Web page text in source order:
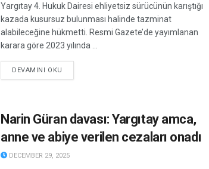
Yargıtay 4. Hukuk Dairesi ehliyetsiz sürücünün karıştığı
kazada kusursuz bulunması halinde tazminat
alabileceğine hükmetti. Resmi Gazete’de yayımlanan
karara göre 2023 yılında ...
DEVAMINI OKU
Narin Güran davası: Yargıtay amca,
anne ve abiye verilen cezaları onadı
DECEMBER 29, 2025